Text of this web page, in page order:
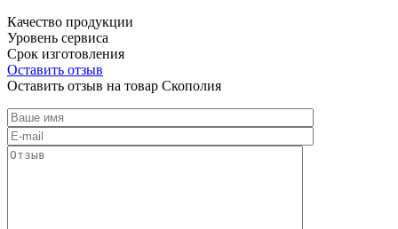
Качество продукции
Уровень сервиса
Срок изготовления
Оставить отзыв
Оставить отзыв на товар Скополия